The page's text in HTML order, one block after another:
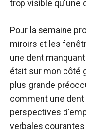
trop visible qu'une
Pour la semaine
miroirs et les
une dent
était sur mon côté
plus grande
comment une
perspectives
verbales